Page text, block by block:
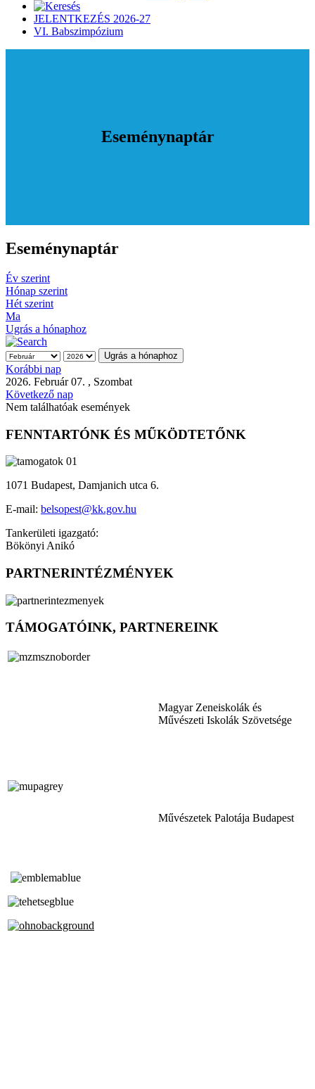
JELENTKEZÉS 2026-27
VI. Babszimpózium
Eseménynaptár
Eseménynaptár
Év szerint
Hónap szerint
Hét szerint
Ma
Ugrás a hónaphoz
Ugrás a hónaphoz
Korábbi nap
2026. Február 07. , Szombat
Következő nap
Nem találhatóak események
FENNTARTÓNK ÉS MŰKÖDTETŐNK
1071 Budapest, Damjanich utca 6.
E-mail: belsopest@kk.gov.hu
Tankerületi igazgató:
Bökönyi Anikó
PARTNERINTÉZMÉNYEK
TÁMOGATÓINK, PARTNEREINK
Magyar Zeneiskolák és
Művészeti Iskolák Szövetsége
Művészetek Palotája Budapest